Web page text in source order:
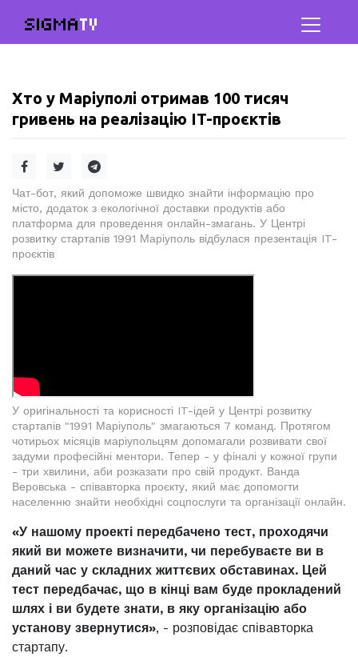
SIGMATV
Хто у Маріуполі отримав 100 тисяч
гривень на реалізацію IT-проєктів
Чат-бот, який допоможе швидко знайти інформацію про
місто, додаток з екологічної доставки продуктів або
платформа для проведення онлайн-змагань. У Центрі
розвитку стартапів 1991 Маріуполь відбулася презентація IT-
проєктів
У оригінальності та корисності IT-ідей у Центрі розвитку
стартапів "1991 Маріуполь" змагаються 7 команд. Протягом
чотирьох місяців маріупольцям допомагали розвивати свої
задуми професійні ментори. Тепер - у фіналі у кожної групи
- три хвилини, аби розказати про свій продукт. Ванда
Веровська - співавторка проєкту, який має допомогти
населенню знайти необхідні соцпослуги та організації онлайн.
«У нашому проекті передбачено тест, проходячи
який ви можете визначити, чи перебуваєте ви в
даний час у складних життєвих обставинах. Цей
тест передбачає, що в кінці вам буде прокладений
шлях і ви будете знати, в яку організацію або
установу звернутися», - розповідає співавторка
стартапу.